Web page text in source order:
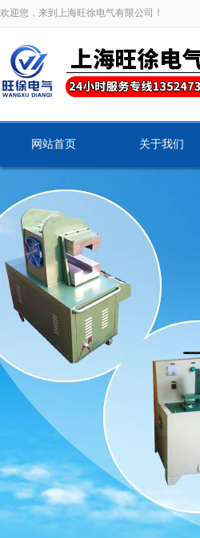
欢迎您，来到上海旺徐电气有限公司！
网站首页 关于我们